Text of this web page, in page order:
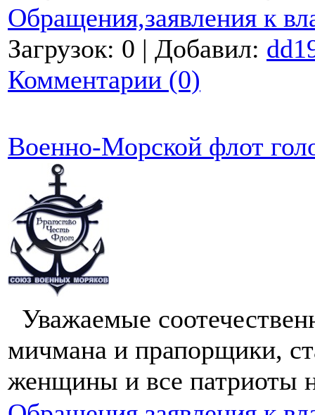
Обращения,заявления к
Загрузок: 0 | Добавил:
Комментарии (0)
Военно-Морской флот
Уважаемые
мичмана и прапорщики,
женщины и все патриоты